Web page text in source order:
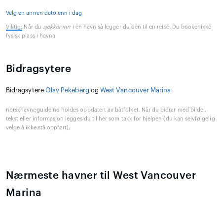
Velg en annen dato enn i dag
Viktig: Når du sjekker inn i en havn så legger du den til en reise. Du booker ikke
fysisk plass i havna
Bidragsytere
Bidragsytere Olav Pekeberg og West Vancouver Marina
norskhavneguide.no holdes oppdatert av båtfolket. Når du bidrar med bilder,
tekst eller informasjon legges du til her som takk for hjelpen (du kan selvfølgelig
velge å ikke stå oppført).
Nærmeste havner til West Vancouver
Marina